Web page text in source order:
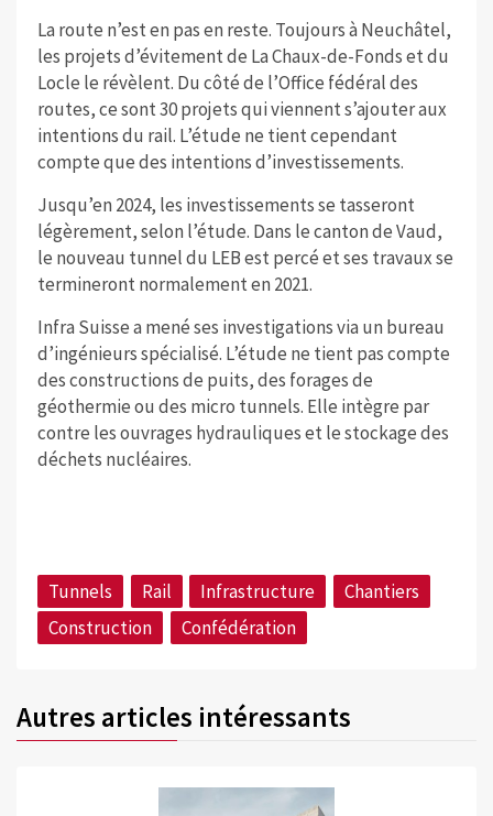
La route n’est en pas en reste. Toujours à Neuchâtel,
les projets d’évitement de La Chaux-de-Fonds et du
Locle le révèlent. Du côté de l’Office fédéral des
routes, ce sont 30 projets qui viennent s’ajouter aux
intentions du rail. L’étude ne tient cependant
compte que des intentions d’investissements.
Jusqu’en 2024, les investissements se tasseront
légèrement, selon l’étude. Dans le canton de Vaud,
le nouveau tunnel du LEB est percé et ses travaux se
termineront normalement en 2021.
Infra Suisse a mené ses investigations via un bureau
d’ingénieurs spécialisé. L’étude ne tient pas compte
des constructions de puits, des forages de
géothermie ou des micro tunnels. Elle intègre par
contre les ouvrages hydrauliques et le stockage des
déchets nucléaires.
Tunnels Rail Infrastructure
Chantiers
Construction
Confédération
Autres articles intéressants